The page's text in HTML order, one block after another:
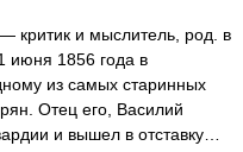
— критик и мыслитель, род. в
июня 1856 года в
из самых старинных
Отец его, Василий
и вышел в отставку…